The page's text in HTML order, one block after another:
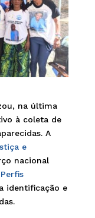
na última
à coleta de
A
e
nacional
identificação e